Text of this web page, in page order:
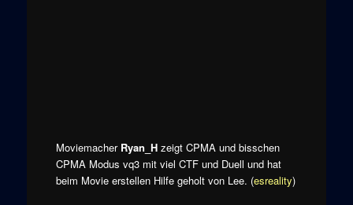
Moviemacher Ryan_Hzeigt CPMA und bisschen
CPMA Modus vq3 mit viel CTF und Duell und hat
beim Movie erstellen Hilfe geholt von Lee. (esreality)